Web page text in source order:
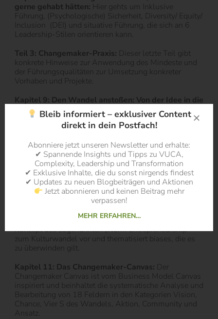
gerne gehabt hätten: Hier gehts um Inklusive
Führung, (Psychologische) Sicherheit, Diversity/ Equity/
Inclusion
(DEI) und situative Führung, die sich an 6
Leadership-Stilen orientieren kann.
Teil 3: Changemaker-Praxis: Dieser letzte Teil gibt
konkrete Hinweise zur Anwendung des Mindeste und
der Führungsqualitäten zur Umsetzung konkreter
Vorhaben und Projekte.
Kapitel 9: Den Wandel anstoßen: Von der Idee in die
Praxis:In diesem ersten der vier Umsetzugnskapitel
beschreibt Budak seine Wirkgleichung
(Mindset+Führung)x(Action)= Auswirkung. Er
sowie der Leon Startup Methode für ein interaktives
Handeln in kleinen Lernschritten.
Kapitel 10: Den Wandel leiten, besonders wenn er
schwierig ist: Hier stellt der Autor mögliche
Hindernisse des Wandels vor. Es beschreibt die drei
Typen von Menschen bei Umsetzungen, die Vorreiter,
die Zyniker und die Unentschlossenen und wie mit
diesen umgegangen werden kann. Ferner stellt er das
Konzept des sogenannten „Norm Entrepreneurship“
zum Kulturwandel vor und thematisiert biases, die es
zu überwinden gilt.
Kapitel 11: Das Changemaker-Canvas: Der
Changemaker Canvas ist vom Business Model Canvas
inspiriert und beinhaltet die systematische Analyse und
Bearbeitung von 18 Feldern in den Kategorien Vision,
Chance, Vier S des Wandels, Aktion, Community und
Ansatz.
Bleib informiert – exklusiver Content
direkt in dein Postfach!
Abonniere jetzt unseren Newsletter und erhalte:
✔ Spannende Insights und Tipps zu VUCA,
Complexity, Leadership und Transformation
✔ Exklusive Inhalte, die du sonst nirgends findest
✔ Updates zu neuen Blogbeiträgen und Aktionen
Jetzt abonnieren und keinen Beitrag mehr
verpassen!
MEHR ERFAHREN…